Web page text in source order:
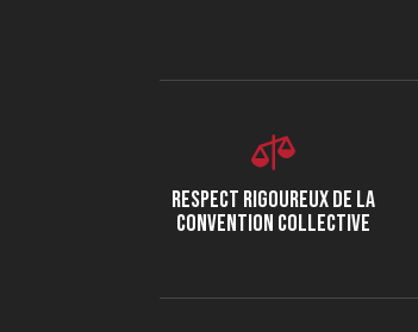

RESPECT RIGOUREUX DE LA
CONVENTION COLLECTIVE